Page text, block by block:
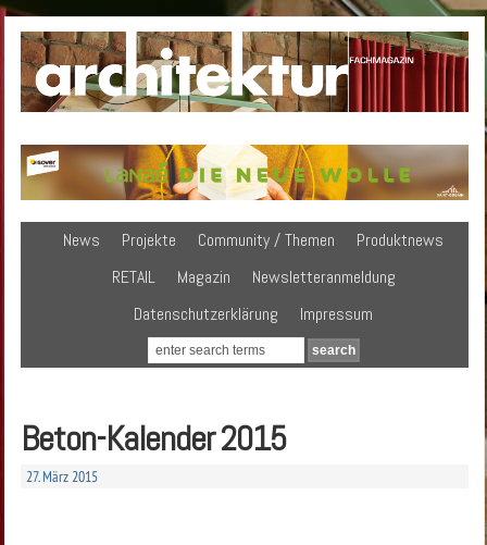
News Projekte Community / Themen
Produktnews
RETAIL
Magazin
Newsletteranmeldung
Datenschutzerklärung
Impressum
Beton-Kalender 2015
27. März 2015